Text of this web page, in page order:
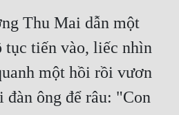
Thu Mai dẫn một
tục tiến vào, liếc nhìn
một hồi rồi vươn
đàn ông để râu: "Con